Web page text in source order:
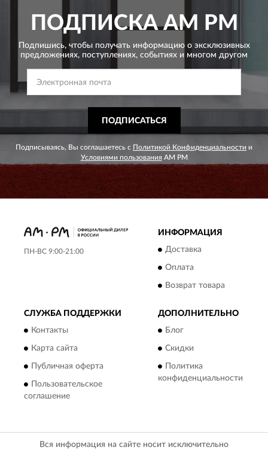
ПОДПИСКАAM PM
Подпишись, чтобы получать информацию о эксклюзивных
предложениях, поступлениях, событиях и многом другом
ПОДПИСАТЬСЯ
Подписываясь, Вы соглашаетесь с Политикой Конфиденциальности и
Условиями пользования AM PM
ПН-ВС 9:00-21:00
ИНФОРМАЦИЯ
Доставка
Оплата
Возврат товара
СЛУЖБА ПОДДЕРЖКИ
Контакты
Карта сайта
Публичная оферта
Пользовательское
соглашение
ДОПОЛНИТЕЛЬНО
Блог
Скидки
Политика
конфиденциальности
Вся информация на сайте носит исключительно